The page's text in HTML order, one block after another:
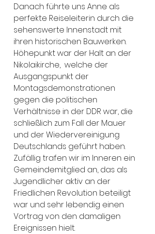
Danach führte uns Anne als
perfekte Reiseleiterin durch die
sehenswerte Innenstadt mit
ihren historischen Bauwerken.
Höhepunkt war der Halt an der
Nikolaikirche,  welche der
Ausgangspunkt der
Montagsdemonstrationen
gegen die politischen
Verhältnisse in der DDR war, die
schließlich zum Fall der Mauer
und der Wiedervereinigung
Deutschlands geführt haben.
Zufällig trafen wir im Inneren ein
Gemeindemitglied an, das als
Jugendlicher aktiv an der
Friedlichen Revolution beteiligt
war und sehr lebendig einen
Vortrag von den damaligen
Ereignissen hielt.